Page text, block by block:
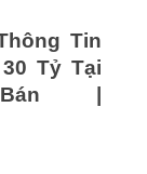
Tin
Tỷ Tại
|